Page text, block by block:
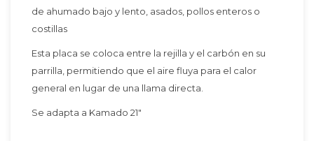
de ahumado bajo y lento, asados, pollos enteros o
costillas
Esta placa se coloca entre la rejilla y el carbón en su
parrilla, permitiendo que el aire fluya para el calor
general en lugar de una llama directa.
Se adapta a Kamado 21"